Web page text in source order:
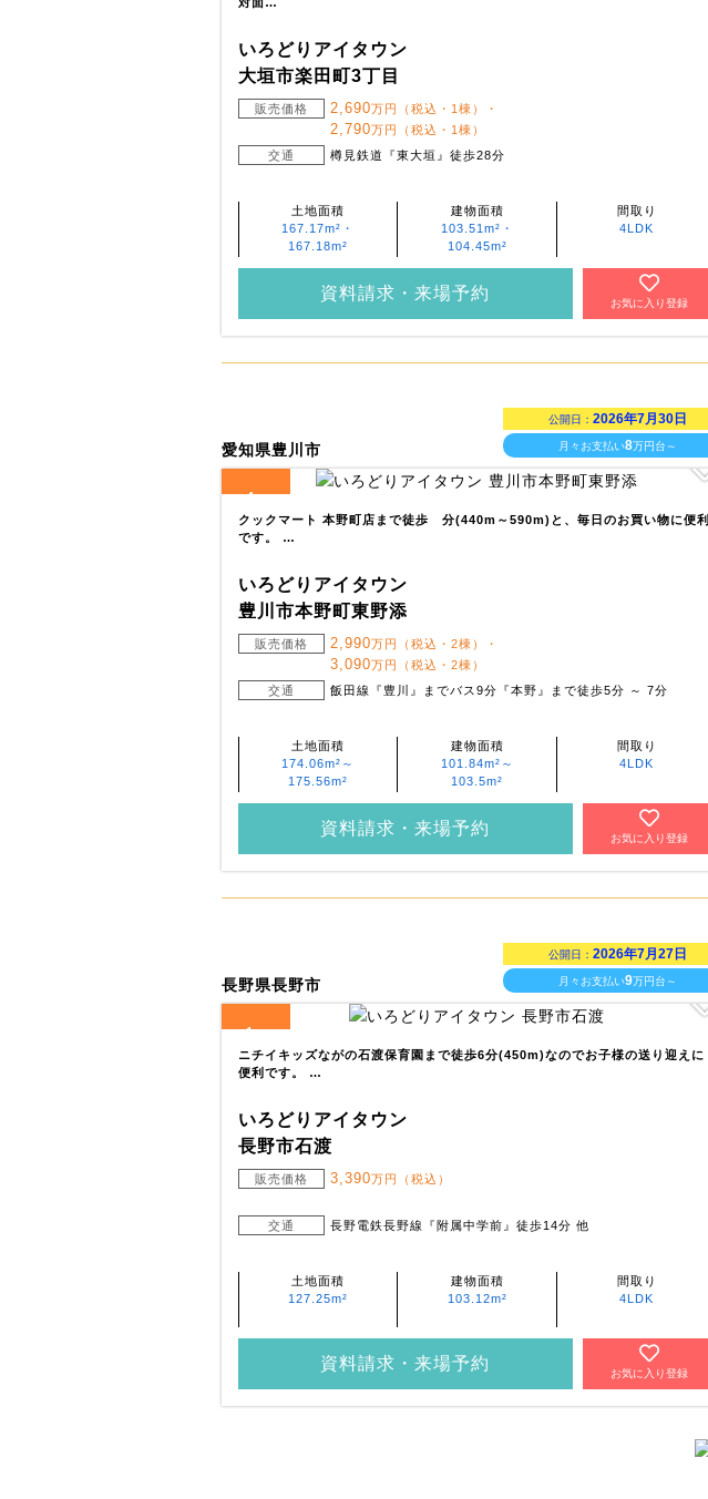
いろどりアイタウン
大垣市楽田町3丁目
販売価格 2,690万円（税込・1棟）・
2,790万円（税込・1棟）
交通
樽見鉄道『東大垣』徒歩28分
土地面積
167.17m²・
167.18m²
建物面積
103.51m²・
104.45m²
間取り
4LDK
資料請求・来場予約
お気に入り登録
愛知県豊川市
公開日：2026年7月30日
月々お支払い8万円台～
4
クックマート 本野町店まで徒歩 分(440m～590m)と、毎日のお買い物に便利
です。 …
いろどりアイタウン
豊川市本野町東野添
販売価格 2,990万円（税込・2棟）・
3,090万円（税込・2棟）
交通
飯田線『豊川』までバス9分『本野』まで徒歩5分 ～ 7分
土地面積
174.06m²～
175.56m²
建物面積
101.84m²～
103.5m²
間取り
4LDK
資料請求・来場予約
お気に入り登録
長野県長野市
公開日：2026年7月27日
月々お支払い9万円台～
1
ニチイキッズながの石渡保育園まで徒歩6分(450m)なのでお子様の送り迎えに
便利です。 …
いろどりアイタウン
長野市石渡
販売価格 3,390万円（税込）
交通 長野電鉄長野線『附属中学前』徒歩14分 他
土地面積
127.25m²
建物面積
103.12m²
間取り
4LDK
資料請求・来場予約
お気に入り登録